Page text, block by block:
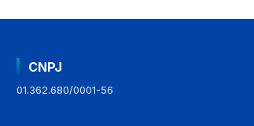
CNPJ
01.362.680/0001-56